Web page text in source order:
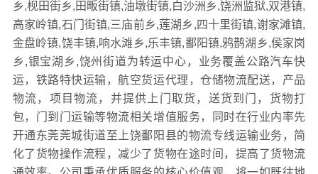
乡,枧田街乡,田畈街镇,油墩街镇,白沙洲乡,饶洲监狱,双港镇,
高家岭镇,石门街镇,三庙前乡,莲湖乡,四十里街镇,谢家滩镇,
金盘岭镇,饶丰镇,响水滩乡,乐丰镇,鄱阳镇,鸦鹊湖乡,侯家岗
乡,银宝湖乡,饶州街道为转运中心，业务覆盖公路汽车快
运，铁路特快运输，航空货运代理，仓储物流配送，产品
物流，项目物流，并提供上门取货，送货到门，货物打
包，门到门运输等物流相关增值服务，同时在行业内率先
开通东莞莞城街道至上饶鄱阳县的物流专线运输业务，简
化了货物操作流程，减少了货物在途时间，提高了货物流